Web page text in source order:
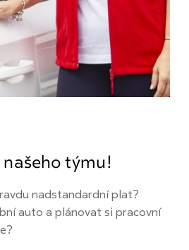
týmu!
nadstandardní plat?
auto a plánovat si pracovní